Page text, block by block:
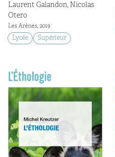
Laurent Galandon, Nicolas
Otero
Les Arènes, 2019
Lycée Supérieur
L’Éthologie